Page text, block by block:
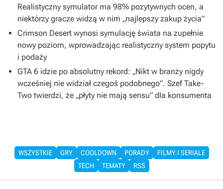
Realistyczny symulator ma 98% pozytywnych ocen, a
niektórzy gracze widzą w nim „najlepszy zakup życia”
Crimson Desert wynosi symulację świata na zupełnie
nowy poziom, wprowadzając realistyczny system popytu
i podaży
GTA 6 idzie po absolutny rekord: „Nikt w branży nigdy
wcześniej nie widział czegoś podobnego”. Szef Take-
Two twierdzi, że „płyty nie mają sensu” dla konsumenta
WSZYSTKIE GRY COOLDOWN PORADY
FILMY I SERIALE
TECH
TEMATY RSS